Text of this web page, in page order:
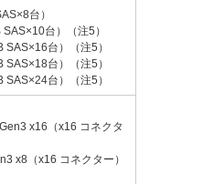
台）
台）
（注5）
台）
（注5）
台）
（注5）
台）
（注5）
x16（x16 コネクタ
x8（x16 コネクター）